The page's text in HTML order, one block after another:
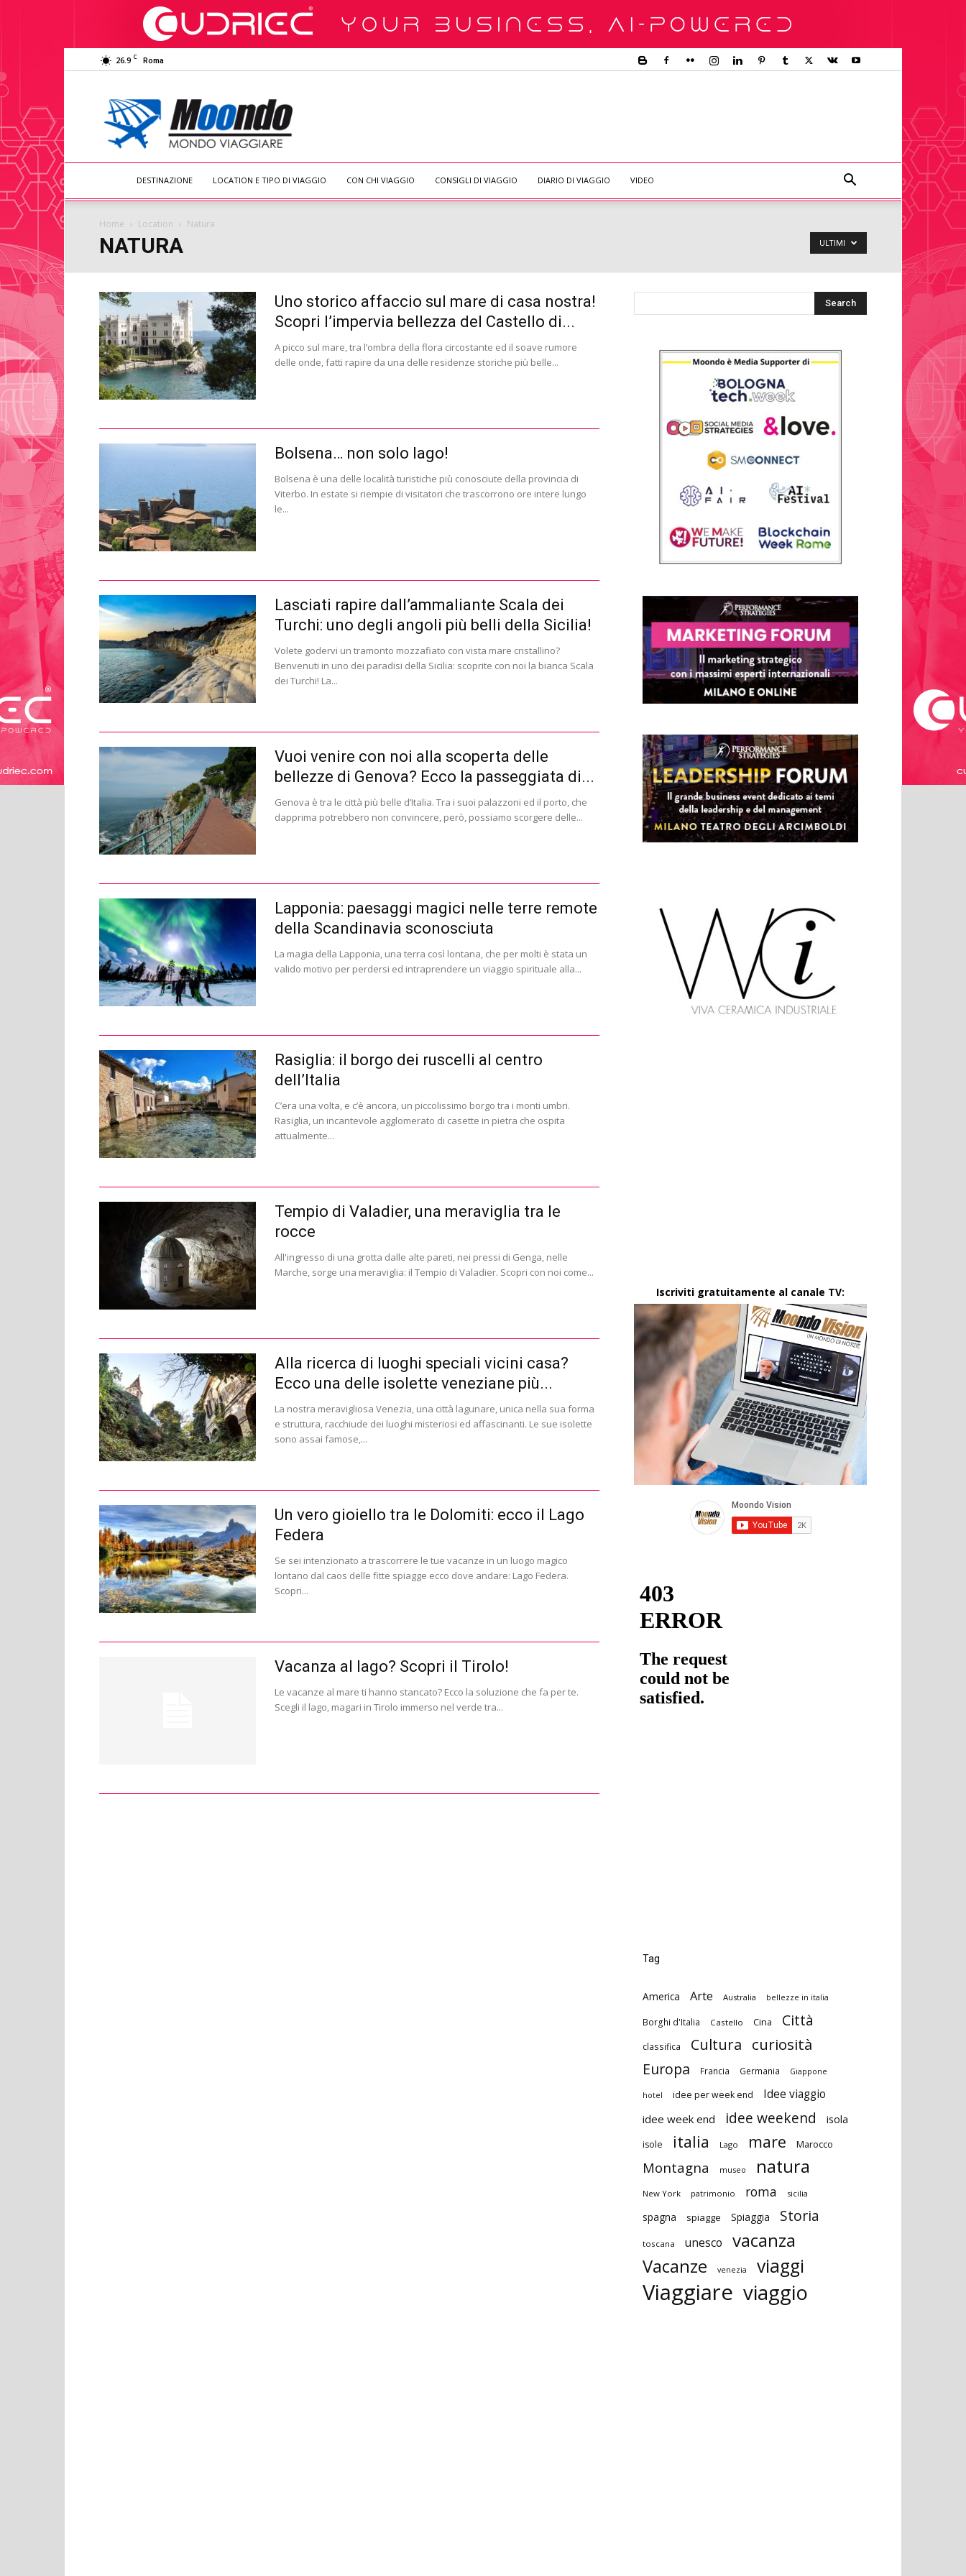
26.9 C Roma
Moondo
Viaggiare
DESTINAZIONE LOCATION E TIPO DI VIAGGIO CON CHI VIAGGIO CONSIGLI DI VIAGGIO DIARIO DI VIAGGIO VIDEO
Home Location Natura
NATURA ULTIMI
Uno storico affaccio sul mare di casa nostra!
Scopri l’impervia bellezza del Castello di...
A picco sul mare, tra l’ombra della flora circostante ed il soave rumore
delle onde, fatti rapire da una delle residenze storiche più belle...
Bolsena… non solo lago!
Bolsena è una delle località turistiche più conosciute della provincia di
Viterbo. In estate si riempie di visitatori che trascorrono ore intere lungo
le...
Lasciati rapire dall’ammaliante Scala dei
Turchi: uno degli angoli più belli della Sicilia!
Volete godervi un tramonto mozzafiato con vista mare cristallino?
Benvenuti in uno dei paradisi della Sicilia: scoprite con noi la bianca Scala
dei Turchi! La...
Vuoi venire con noi alla scoperta delle
bellezze di Genova? Ecco la passeggiata di...
Genova è tra le città più belle d’Italia. Tra i suoi palazzoni ed il porto, che
dapprima potrebbero non convincere, però, possiamo scorgere delle...
Lapponia: paesaggi magici nelle terre remote
della Scandinavia sconosciuta
La magia della Lapponia, una terra così lontana, che per molti è stata un
valido motivo per perdersi ed intraprendere un viaggio spirituale alla...
Rasiglia: il borgo dei ruscelli al centro
dell’Italia
C’era una volta, e c’è ancora, un piccolissimo borgo tra i monti umbri.
Rasiglia, un incantevole agglomerato di casette in pietra che ospita
attualmente...
Tempio di Valadier, una meraviglia tra le
rocce
All'ingresso di una grotta dalle alte pareti, nei pressi di Genga, nelle
Marche, sorge una meraviglia: il Tempio di Valadier. Scopri con noi come...
Alla ricerca di luoghi speciali vicini casa?
Ecco una delle isolette veneziane più...
La nostra meravigliosa Venezia, una città lagunare, unica nella sua forma
e struttura, racchiude dei luoghi misteriosi ed affascinanti. Le sue isolette
sono assai famose,...
Un vero gioiello tra le Dolomiti: ecco il Lago
Federa
Se sei intenzionato a trascorrere le tue vacanze in un luogo magico
lontano dal caos delle fitte spiagge ecco dove andare: Lago Federa.
Scopri...
Vacanza al lago? Scopri il Tirolo!
Le vacanze al mare ti hanno stancato? Ecco la soluzione che fa per te.
Scegli il lago, magari in Tirolo immerso nel verde tra...
Iscriviti gratuitamente al canale TV:
Tag
America Arte Australia bellezze in italia
Borghi d'Italia Castello Cina Città
classifica Cultura curiosità
Europa Francia Germania Giappone
hotel idee per week end Idee viaggio
idee week end idee weekend isola
isole italia Lago mare Marocco
Montagna museo natura
New York patrimonio roma sicilia
spagna spiagge Spiaggia Storia
toscana unesco vacanza
Vacanze venezia viaggi
Viaggiare viaggio